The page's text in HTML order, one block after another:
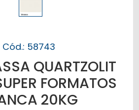
Cód.: 58743
QUARTZOLIT
FORMATOS
20KG